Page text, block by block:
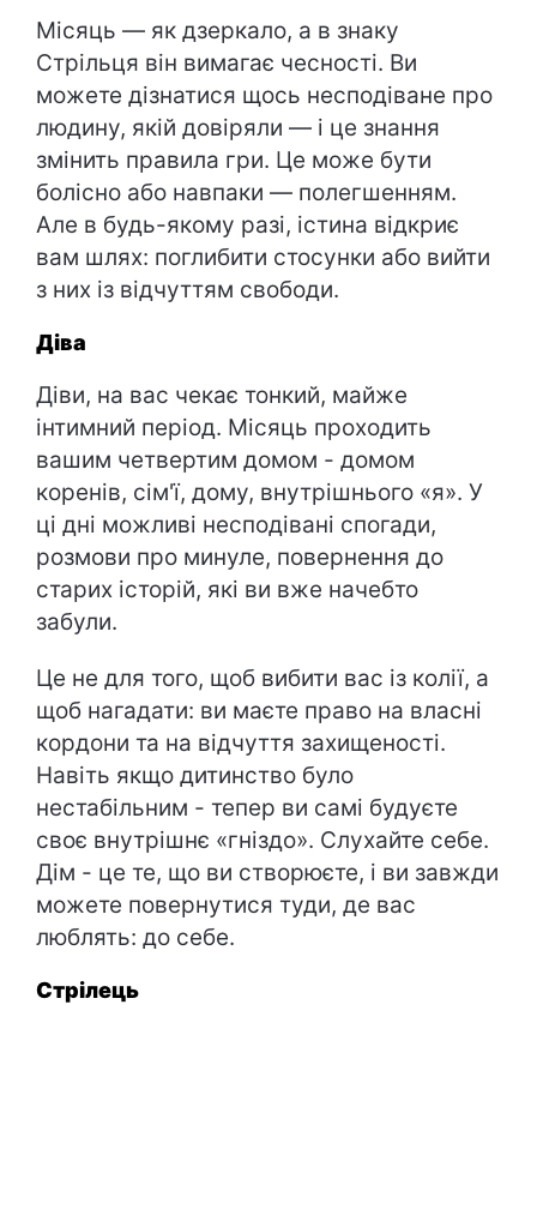
Місяць — як дзеркало, а в знаку
Стрільця він вимагає чесності. Ви
можете дізнатися щось несподіване про
людину, якій довіряли — і це знання
змінить правила гри. Це може бути
болісно або навпаки — полегшенням.
Але в будь-якому разі, істина відкриє
вам шлях: поглибити стосунки або вийти
з них із відчуттям свободи.
Діва
Діви, на вас чекає тонкий, майже
інтимний період. Місяць проходить
вашим четвертим домом - домом
коренів, сім'ї, дому, внутрішнього «я». У
ці дні можливі несподівані спогади,
розмови про минуле, повернення до
старих історій, які ви вже начебто
забули.
Це не для того, щоб вибити вас із колії, а
щоб нагадати: ви маєте право на власні
кордони та на відчуття захищеності.
Навіть якщо дитинство було
нестабільним - тепер ви самі будуєте
своє внутрішнє «гніздо». Слухайте себе.
Дім - це те, що ви створюєте, і ви завжди
можете повернутися туди, де вас
люблять: до себе.
Стрілець